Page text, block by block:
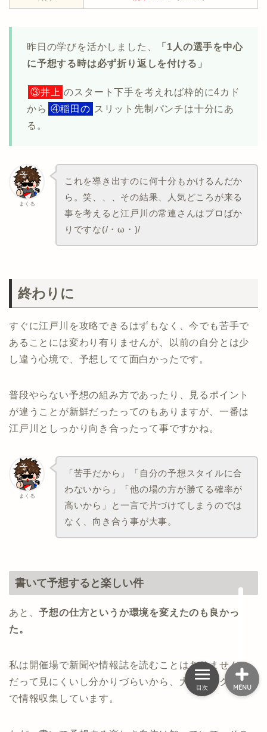
昨日の学びを活かしました、
「1人の選手を中心
に予想する時は必ず折り返しを付ける」
③井上 のスタート下手を考えれば枠的に4カド
から ④稲田の スリット先制パンチは十分にあ
る。
まくる
これを導き出すのに何十分もかけるんだか
ら。笑、、、その結果、人気どころが来る
事を考えると江戸川の常連さんはプロばか
りですな(/・ω・)/
終わりに
すぐに江戸川を攻略できるはずもなく、今でも苦手で
あることには変わり有りませんが、以前の自分とは少
し違う心境で、予想してて面白かったです。
普段やらない予想の組み方であったり、見るポイント
が違うことが新鮮だったってのもありますが、一番は
江戸川としっかり向き合ったって事ですかね。
まくる
「苦手だから」「自分の予想スタイルに合
わないから」「他の場の方が勝てる確率が
高いから」と一言で片づけてしまうのでは
なく、向き合う事が大事。
書いて予想すると楽しい件
あと、予想の仕方というか環境を変えたのも良かっ
た。
私は開催場で新聞や情報誌を読むことはありません、
だって見にくいし分かりづらいから、大半はマクール
で情報収集しています。
MENU
HOME
舟券の買い方
初心者向け
便利ツール
目次